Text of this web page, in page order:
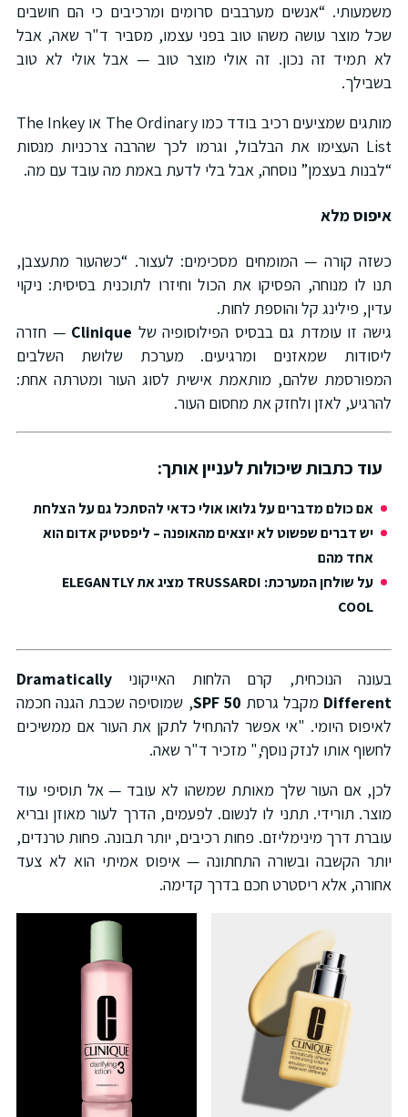
משמעותי. “אנשים מערבבים סרומים ומרכיבים כי הם חושבים
שכל מוצר עושה משהו טוב בפני עצמו, מסביר ד"ר שאה, אבל
לא תמיד זה נכון. זה אולי מוצר טוב — אבל אולי לא טוב
בשבילך.
מותגים שמציעים רכיב בודד כמו The Ordinary או The Inkey
List העצימו את הבלבול, וגרמו לכך שהרבה צרכניות מנסות
“לבנות בעצמן” נוסחה, אבל בלי לדעת באמת מה עובד עם מה.
איפוס מלא
כשזה קורה — המומחים מסכימים: לעצור. “כשהעור מתעצבן,
תנו לו מנוחה, הפסיקו את הכול וחיזרו לתוכנית בסיסית: ניקוי
עדין, פילינג קל והוספת לחות.
גישה זו עומדת גם בבסיס הפילוסופיה של Clinique — חזרה
ליסודות שמאזנים ומרגיעים. מערכת שלושת השלבים
המפורסמת שלהם, מותאמת אישית לסוג העור ומטרתה אחת:
להרגיע, לאזן ולחזק את מחסום העור.
עוד כתבות שיכולות לעניין אותך:
אם כולם מדברים על גלואו אולי כדאי להסתכל גם על הצלחת
יש דברים שפשוט לא יוצאים מהאופנה – ליפסטיק אדום הוא
אחד מהם
על שולחן המערכת: TRUSSARDI מציג את ELEGANTLY
COOL
בעונה הנוכחית, קרם הלחות האייקוני Dramatically
Different מקבל גרסת SPF 50, שמוסיפה שכבת הגנה חכמה
לאיפוס היומי. "אי אפשר להתחיל לתקן את העור אם ממשיכים
לחשוף אותו לנזק נוסף," מזכיר ד"ר שאה.
לכן, אם העור שלך מאותת שמשהו לא עובד — אל תוסיפי עוד
מוצר. תורידי. תתני לו לנשום. לפעמים, הדרך לעור מאוזן ובריא
עוברת דרך מינימליזם. פחות רכיבים, יותר תבונה. פחות טרנדים,
יותר הקשבה ובשורה התחתונה — איפוס אמיתי הוא לא צעד
אחורה, אלא ריסטרט חכם בדרך קדימה.